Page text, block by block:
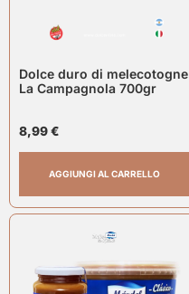
Dolce duro di melecotogne
La Campagnola 700gr
8,99€
AGGIUNGI AL CARRELLO